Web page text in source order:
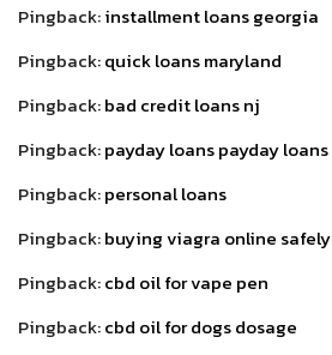
Pingback:installment loans georgia
Pingback:quick loans maryland
Pingback:bad credit loans nj
Pingback:payday loans payday loans
Pingback:personal loans
Pingback:buying viagra online safely
Pingback:cbd oil for vape pen
Pingback:cbd oil for dogs dosage